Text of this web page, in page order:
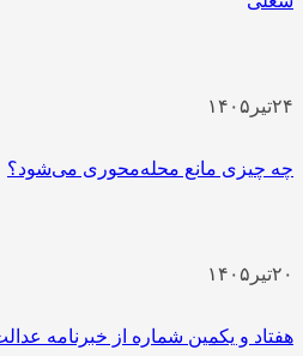
۲۴تیر ۱۴۰۵
چه چیزی مانع محله‌محوری می‌شود؟
۲۰تیر ۱۴۰۵
هفتاد و یکمین شماره از خبرنامه